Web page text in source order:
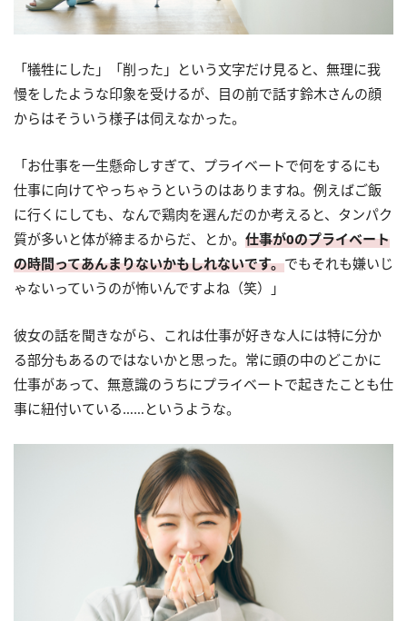
「犠牲にした」「削った」という文字だけ見ると、無理に我
慢をしたような印象を受けるが、目の前で話す鈴木さんの顔
からはそういう様子は伺えなかった。
「お仕事を一生懸命しすぎて、プライベートで何をするにも
仕事に向けてやっちゃうというのはありますね。例えばご飯
に行くにしても、なんで鶏肉を選んだのか考えると、タンパク
質が多いと体が締まるからだ、とか。 仕事が0のプライベート
の時間ってあんまりないかもしれないです。でもそれも嫌いじ
ゃないっていうのが怖いんですよね（笑）」
彼女の話を聞きながら、これは仕事が好きな人には特に分か
る部分もあるのではないかと思った。常に頭の中のどこかに
仕事があって、無意識のうちにプライベートで起きたことも仕
事に紐付いている……というような。